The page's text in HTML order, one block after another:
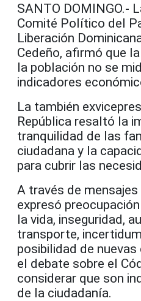
SANTO DOMINGO.-
Comité Político del
Liberación
Cedeño, afirmó que
la población no se
indicadores
La también
República resaltó la
tranquilidad de las
ciudadana y la
para cubrir las
A través de mensajes
expresó
la vida, inseguridad,
transporte,
posibilidad de
el debate sobre el
considerar que son
de la ciudadanía.